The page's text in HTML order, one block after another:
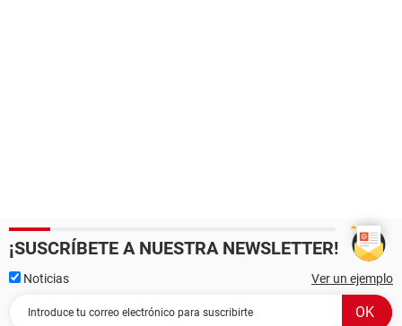
¡SUSCRÍBETE A NUESTRA NEWSLETTER!
Noticias Ver un ejemplo